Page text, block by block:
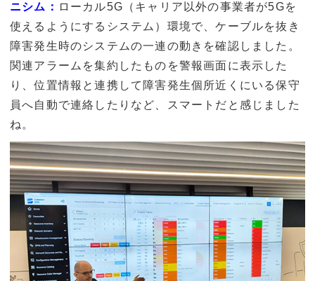
ニシム： ローカル5G（キャリア以外の事業者が5Gを
使えるようにするシステム）環境で、ケーブルを抜き
障害発生時のシステムの一連の動きを確認しました。
関連アラームを集約したものを警報画面に表示した
り、位置情報と連携して障害発生個所近くにいる保守
員へ自動で連絡したりなど、スマートだと感じました
ね。